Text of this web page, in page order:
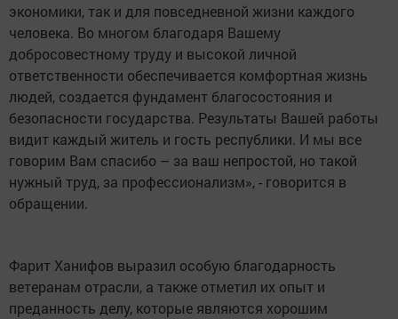
экономики, так и для повседневной жизни каждого
человека. Во многом благодаря Вашему
добросовестному труду и высокой личной
ответственности обеспечивается комфортная жизнь
людей, создается фундамент благосостояния и
безопасности государства. Результаты Вашей работы
видит каждый житель и гость республики. И мы все
говорим Вам спасибо – за ваш непростой, но такой
нужный труд, за профессионализм», - говорится в
обращении.
Фарит Ханифов выразил особую благодарность
ветеранам отрасли, а также отметил их опыт и
преданность делу, которые являются хорошим